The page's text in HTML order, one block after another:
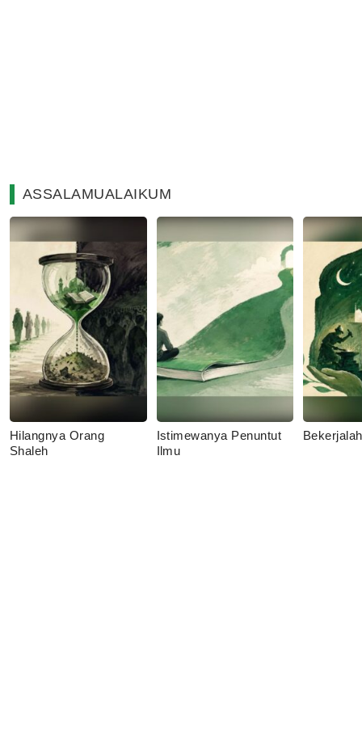
ASSALAMUALAIKUM
Hilangnya Orang
Shaleh
Istimewanya Penuntut
Ilmu
Bekerjalah